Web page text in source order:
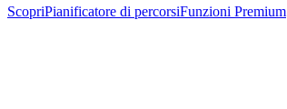
ScopriPianificatore di percorsiFunzioni Premium